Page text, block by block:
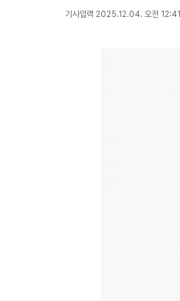
기사입력 2025.12.04. 오전 12:41